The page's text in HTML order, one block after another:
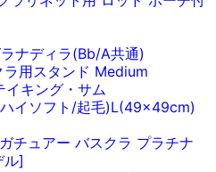
ナディラ(Bb/A共通)
用スタンド Medium
イキング・サム
イソフト/起毛)L(49x49cm)
チュアー バスクラ プラチナ
ル]